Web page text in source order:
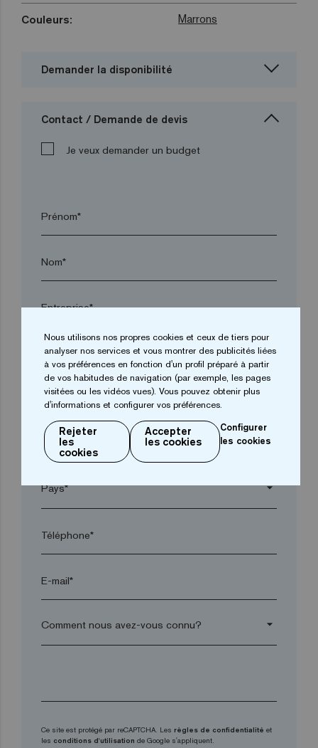
Couleurs: Marrons
Demander la disponibilité
Contact / Demande de devis
Je veux demander un budget
Prénom*
Nom*
Entreprise*
arrow_drop_down
Ville*
Code postal*
arrow_drop_down
Téléphone*
E-mail*
arrow_drop_down
Ce site est protégé par reCAPTCHA. Les règles de confidentialité et
les conditions d'utilisation de Google s'appliquent.
Nous utilisons nos propres cookies et ceux de tiers pour
analyser nos services et vous montrer des publicités liées
à vos préférences en fonction d'un profil préparé à partir
de vos habitudes de navigation (par exemple, les pages
visitées ou les vidéos vues). Vous pouvez obtenir plus
d'informations et configurer vos préférences.
Rejeter
les
cookies
Accepter
les cookies
Configurer
les cookies